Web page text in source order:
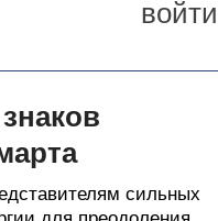
войти
сильных